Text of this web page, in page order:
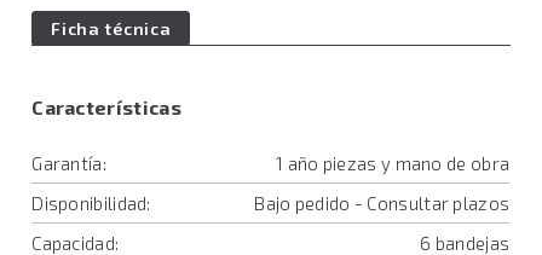
Ficha técnica
Características
Garantía:
1 año piezas y mano de obra
Disponibilidad:
Bajo pedido - Consultar plazos
Capacidad:
6 bandejas